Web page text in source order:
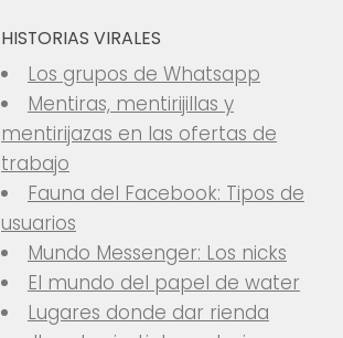
HISTORIAS VIRALES
Los grupos de Whatsapp
Mentiras, mentirijillas y
mentirijazas en las ofertas de
trabajo
Fauna del Facebook: Tipos de
usuarios
Mundo Messenger: Los nicks
El mundo del papel de water
Lugares donde dar rienda